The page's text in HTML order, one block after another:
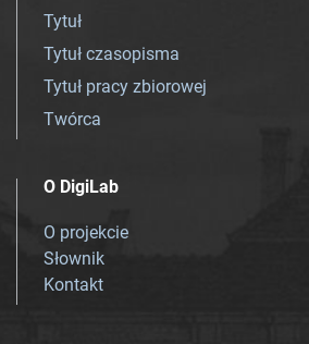
Tytuł
Tytuł czasopisma
Tytuł pracy zbiorowej
Twórca
O DigiLab
O projekcie
Słownik
Kontakt